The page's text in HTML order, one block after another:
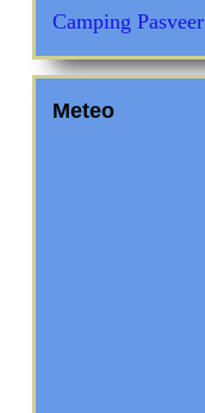
Camping Pasveer
Meteo